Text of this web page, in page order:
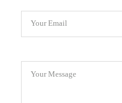
Your Email
Your Message